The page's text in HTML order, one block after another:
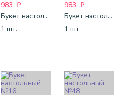
983 ₽
Букет настольный №19
1 шт.
983 ₽
Букет настольный №20
1 шт.